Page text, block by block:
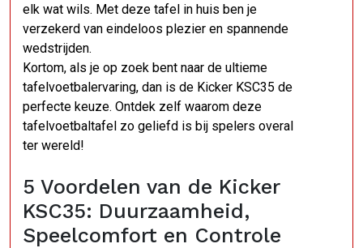
elk wat wils. Met deze tafel in huis ben je
verzekerd van eindeloos plezier en spannende
wedstrijden.
Kortom, als je op zoek bent naar de ultieme
tafelvoetbalervaring, dan is de Kicker KSC35 de
perfecte keuze. Ontdek zelf waarom deze
tafelvoetbaltafel zo geliefd is bij spelers overal
ter wereld!
5 Voordelen van de Kicker
KSC35: Duurzaamheid,
Speelcomfort en Controle